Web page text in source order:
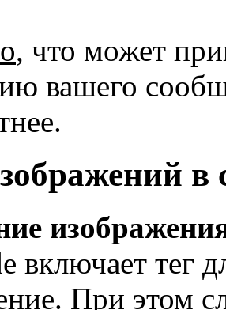
, что может
вашего
в
включает тег
При этом